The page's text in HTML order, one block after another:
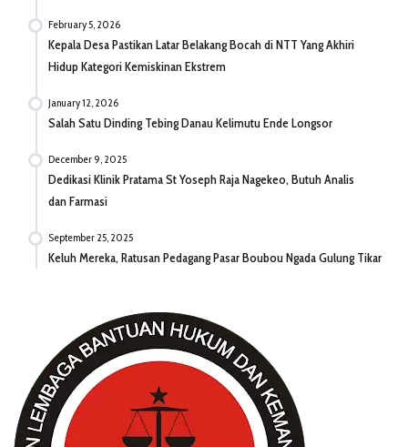
February 5, 2026
Kepala Desa Pastikan Latar Belakang Bocah di NTT Yang Akhiri
Hidup Kategori Kemiskinan Ekstrem
January 12, 2026
Salah Satu Dinding Tebing Danau Kelimutu Ende Longsor
December 9, 2025
Dedikasi Klinik Pratama St Yoseph Raja Nagekeo, Butuh Analis
dan Farmasi
September 25, 2025
Keluh Mereka, Ratusan Pedagang Pasar Boubou Ngada Gulung Tikar